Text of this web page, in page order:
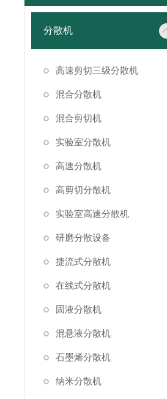
分散机
高速剪切三级分散机
混合分散机
混合剪切机
实验室分散机
高速分散机
高剪切分散机
实验室高速分散机
研磨分散设备
捷流式分散机
在线式分散机
固液分散机
混悬液分散机
石墨烯分散机
纳米分散机